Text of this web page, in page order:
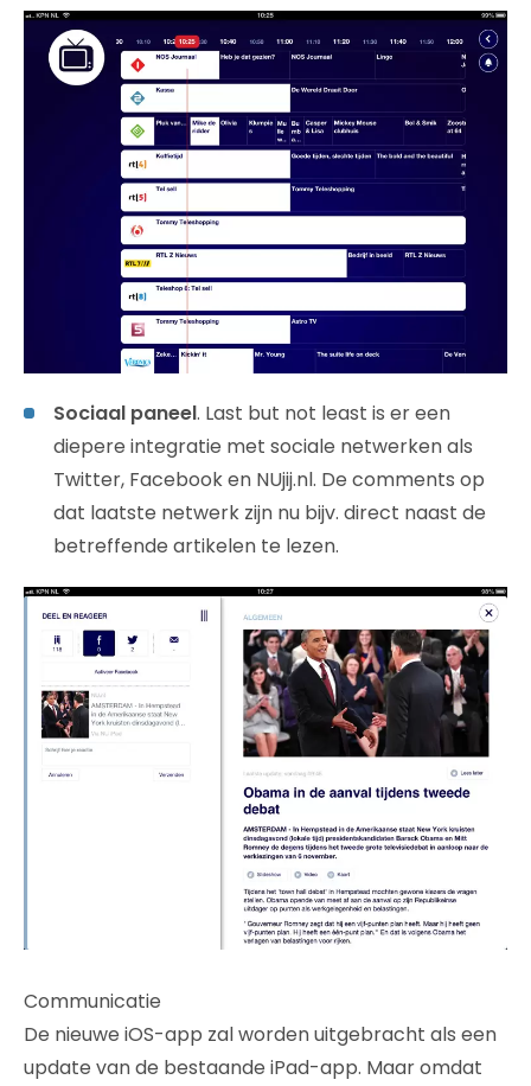
Sociaal paneel. Last but not least is er een
diepere integratie met sociale netwerken als
Twitter, Facebook en NUjij.nl. De comments op
dat laatste netwerk zijn nu bijv. direct naast de
betreffende artikelen te lezen.
Communicatie
De nieuwe iOS-app zal worden uitgebracht als een
update van de bestaande iPad-app. Maar omdat